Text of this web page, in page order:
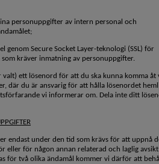
personuppgifter av intern personal och
Secure Socket Layer-teknologi (SSL) för
kräver inmatning av personuppgifter.
valt) ett lösenord för att du ska kunna komma åt
där du är ansvarig för att hålla lösenordet
vi informerar om. Dela inte ditt
endast under den tid som krävs för att uppnå
eller för någon annan relaterad och laglig
för två olika ändamål kommer vi därför att